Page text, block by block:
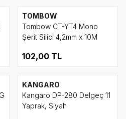
TOMBOW
Tombow CT-YT4 Mono
Şerit Silici 4,2mm x 10M
102,00 TL
KANGARO
Kangaro DP-280 Delgeç 11
Yaprak, Siyah